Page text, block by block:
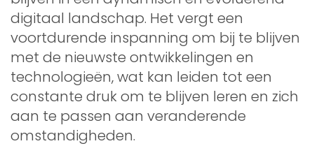
digitaal landschap. Het vergt een
voortdurende inspanning om bij te blijven
met de nieuwste ontwikkelingen en
technologieën, wat kan leiden tot een
constante druk om te blijven leren en zich
aan te passen aan veranderende
omstandigheden.